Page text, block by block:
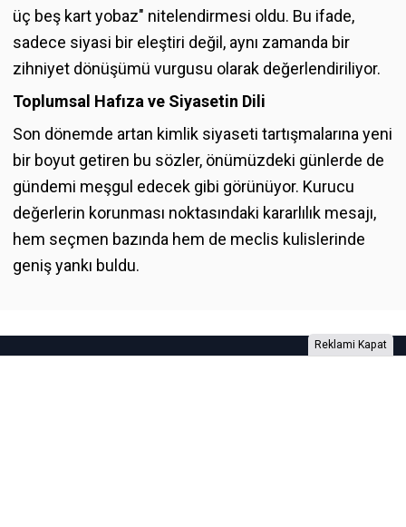
üç beş kart yobaz" nitelendirmesi oldu. Bu ifade,
sadece siyasi bir eleştiri değil, aynı zamanda bir
zihniyet dönüşümü vurgusu olarak değerlendiriliyor.
Toplumsal Hafıza ve Siyasetin Dili
Son dönemde artan kimlik siyaseti tartışmalarına yeni
bir boyut getiren bu sözler, önümüzdeki günlerde de
gündemi meşgul edecek gibi görünüyor. Kurucu
değerlerin korunması noktasındaki kararlılık mesajı,
hem seçmen bazında hem de meclis kulislerinde
geniş yankı buldu.
Reklami Kapat